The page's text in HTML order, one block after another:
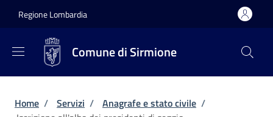
Regione Lombardia
Comune di Sirmione
Briciole di pane
Home / Servizi / Anagrafe e stato civile /